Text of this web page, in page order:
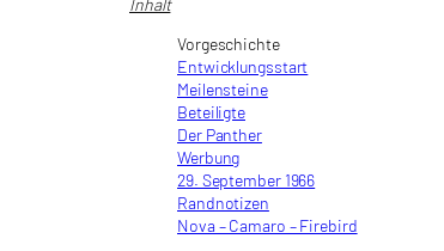
Inhalt
Vorgeschichte
Entwicklungsstart
Meilensteine
Beteiligte
Der Panther
Werbung
29. September 1966
Randnotizen
Nova – Camaro – Firebird